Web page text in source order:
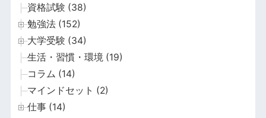
資格試験 (38)
勉強法 (152)
大学受験 (34)
生活・習慣・環境 (19)
コラム (14)
マインドセット (2)
仕事 (14)